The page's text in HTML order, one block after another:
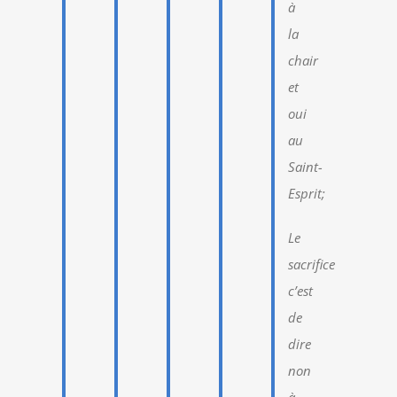
à
la
chair
et
oui
au
Saint-
Esprit;
Le
sacrifice
c’est
de
dire
non